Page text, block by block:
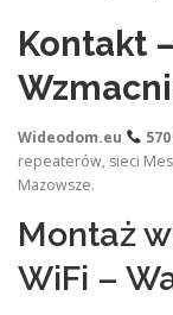
Kontakt
Wideodom.eu
repeaterów, sieci
Mazowsze.
Montaż
WiFi –